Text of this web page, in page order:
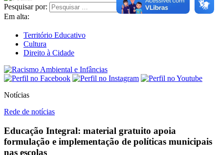
Pesquisar por:
Em alta:
Território Educativo
Cultura
Direito à Cidade
Notícias
Rede de notícias
Educação Integral: material gratuito apoia
formulação e implementação de políticas municipais
nas escolas